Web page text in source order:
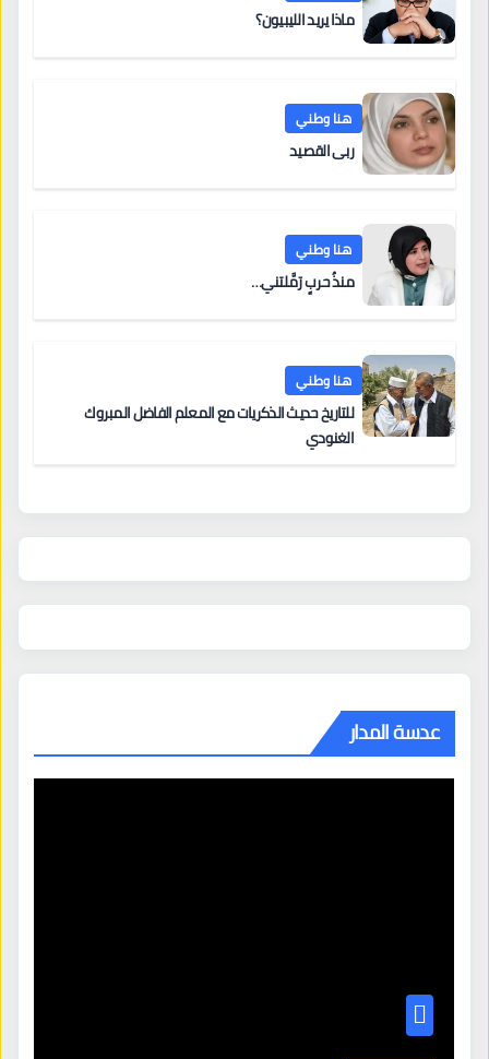
ماذا يريد الليبيون؟
هنا وطني
ربى القصيد
هنا وطني
منذُ حربٍ رَمَّلتني…
هنا وطني
للتاريخ حديث الذكريات مع المعلم الفاضل المبروك
الغنودي
عدسة المدار